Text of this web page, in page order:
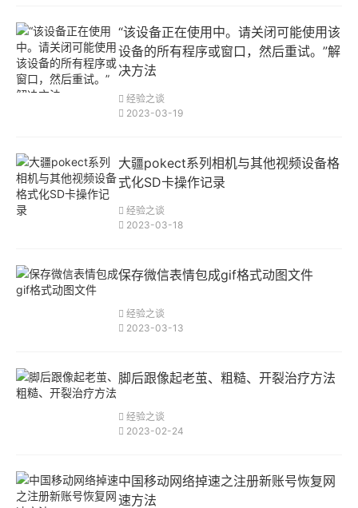
“该设备正在使用中。请关闭可能使用该
设备的所有程序或窗口，然后重试。”解
决方法
经验之谈
2023-03-19
大疆pokect系列相机与其他视频设备格
式化SD卡操作记录
经验之谈
2023-03-18
保存微信表情包成gif格式动图文件
经验之谈
2023-03-13
脚后跟像起老茧、粗糙、开裂治疗方法
经验之谈
2023-02-24
中国移动网络掉速之注册新账号恢复网
速方法